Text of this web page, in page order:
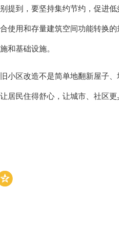
别提到，要坚持集约节约，促进
使用和存量建筑空间功能转换
和基础设施。
小区改造不是简单地翻新屋子
居民住得舒心，让城市、社区